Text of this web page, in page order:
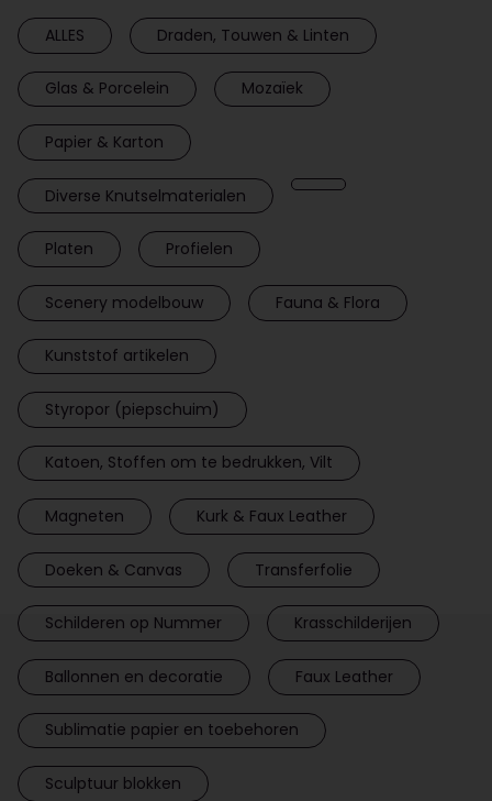
ALLES Draden, Touwen & Linten
Glas & Porcelein Mozaïek
Papier & Karton
Diverse Knutselmaterialen
Platen Profielen
Scenery modelbouw Fauna & Flora
Kunststof artikelen
Styropor (piepschuim)
Katoen, Stoffen om te bedrukken, Vilt
Magneten Kurk & Faux Leather
Doeken & Canvas Transferfolie
Schilderen op Nummer Krasschilderijen
Ballonnen en decoratie Faux Leather
Sublimatie papier en toebehoren
Sculptuur blokken